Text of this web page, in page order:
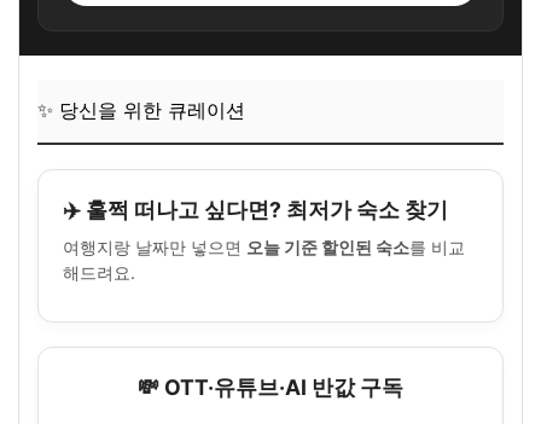
✨ 당신을 위한 큐레이션
✈️ 훌쩍 떠나고 싶다면? 최저가 숙소 찾기
여행지랑 날짜만 넣으면 오늘 기준 할인된 숙소를 비교
해드려요.
💸 OTT·유튜브·AI 반값 구독